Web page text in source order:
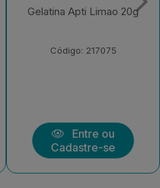
Gelatina Apti Cereja 20g
Código: 217076
Entre ou
Cadastre-se